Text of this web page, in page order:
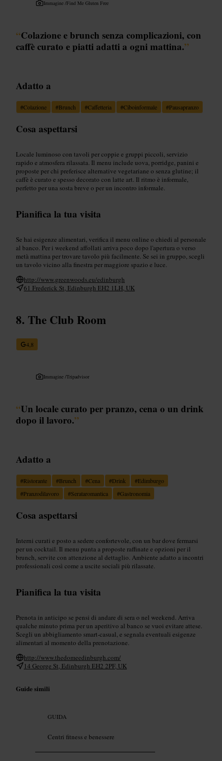
Immagine /Find Me Gluten Free
“Colazione e brunch senza complicazioni, con
caffè curato e piatti adatti a ogni mattina.”
Adatto a
#Colazione #Brunch #Caffetteria #Ciboinformale #Pausapranzo
Cosa aspettarsi
Locale luminoso con tavoli per coppie e gruppi piccoli, servizio
rapido e atmosfera rilassata. Il menu include uova, porridge, panini e
proposte per chi preferisce alternative vegetariane o senza glutine; il
caffè è curato e spesso decorato con latte art. Il ritmo è informale,
perfetto per una sosta breve o per un incontro informale.
Pianifica la tua visita
Se hai esigenze alimentari, verifica il menu online o chiedi al personale
al banco. Per i weekend affollati arriva poco dopo l'apertura o verso
metà mattina per trovare tavolo più facilmente. Se sei in gruppo, scegli
un tavolo vicino alla finestra per maggiore spazio e luce.
http://www.greenwoods.eu/edinburgh
61 Frederick St, Edinburgh EH2 1LH, UK
The Club Room
4,8
Immagine /Tripadvisor
“Un locale curato per pranzo, cena o un drink
dopo il lavoro.”
Adatto a
#Ristorante #Brunch #Cena #Drink #Edimburgo
#Pranzodilavoro #Serataromantica #Gastronomia
Cosa aspettarsi
Interni curati e posto a sedere confortevole, con un bar dove fermarsi
per un cocktail. Il menu punta a proposte raffinate e opzioni per il
brunch, servite con attenzione al dettaglio. Ambiente adatto a incontri
professionali così come a uscite sociali più rilassate.
Pianifica la tua visita
Prenota in anticipo se pensi di andare di sera o nel weekend. Arriva
qualche minuto prima per un aperitivo al banco se vuoi evitare attese.
Scegli un abbigliamento smart-casual, e segnala eventuali esigenze
alimentari al momento della prenotazione.
http://www.thedomeedinburgh.com/
14 George St, Edinburgh EH2 2PF, UK
Guide simili
GUIDA
Centri fitness e benessere